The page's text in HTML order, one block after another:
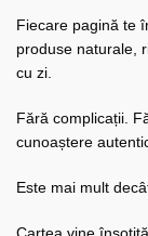
Fiecare pagină te
produse naturale,
cu zi.
Fără complicații.
cunoaștere
Este mai mult